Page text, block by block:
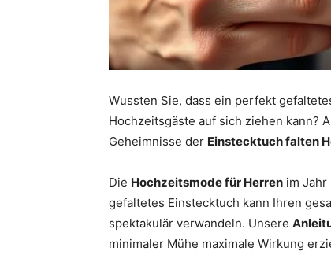
Wussten Sie, dass ein perfekt
Hochzeitsgäste auf sich ziehen kann?
Geheimnisse der Einstecktuch falten
Die Hochzeitsmode für Herren im
gefaltetes Einstecktuch kann Ihren
spektakulär verwandeln. Unsere
minimaler Mühe maximale Wirkung